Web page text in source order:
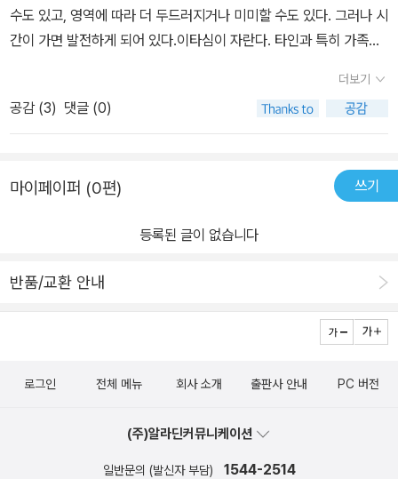
수도 있고, 영역에 따라 더 두드러지거나 미미할 수도 있다. 그러나 시
간이 가면 발전하게 되어 있다.이타심이 자란다. 타인과 특히 가족을
활, 남 앞에서 하는 말 등을 보다 잘 절제할 수 있다는 뜻이다. 알렉산
더는 여기서 '절제의 모조품인 과민한 양심은 때로 지극히 순수한 만
족에조차 시비를 건다'고 흥미로운 내용을 덧붙였다.[4]때때로 공예
의 시간에 그분을 만나려는 갈망도 깊어진다. 물론 다양한 요인에 따
문에 고전 작가들이 말한 '하나님의 임재 의식'이 약해질 수 있다. 그
하는 시기가 간헐적으로라도 지속될 것이다. 윌리엄 쿠퍼의 유명한
비치니주님 치유의 날개로우리를 덮으시네.고난당한 영혼에게위안이
람들을 향한 사랑도 자란다. 당신은 이웃을 사랑함으로써 기꺼이 공
자원해서 믿음을 전한다. 자신의 주식인 생명의 양식을 누구에게나
나누고 싶어서다.남에게 부당 대우를 당하고도 진심으로 용서하며 상
더보기
공감 (3) 댓글 (0)
마이페이퍼 (0편) 쓰기
등록된 글이 없습니다
반품/교환 안내
로그인 전체 메뉴 회사 소개 출판사 안내 PC 버전
(주)알라딘커뮤니케이션
일반문의 (발신자 부담) 1544-2514